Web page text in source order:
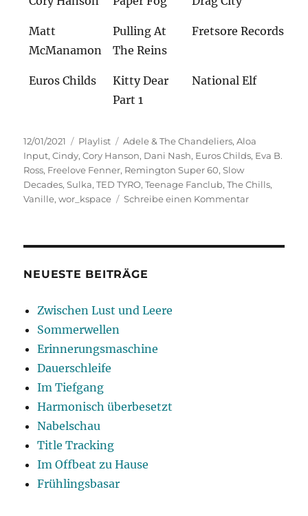
Matt
McManamon
Pulling At
The Reins
Fretsore Records
Euros Childs
Kitty Dear
Part 1
National Elf
Veröffentlicht
am
12/01/2021 Kategorien
Playlist Schlagwörter
Adele & The Chandeliers,Aloa
Input,Cindy,Cory Hanson, Dani Nash, Euros Childs, Eva B.
Ross, Freelove Fenner, Remington Super 60,Slow
Decades,Sulka,TED TYRO,Teenage Fanclub,The Chills,
Vanille,wor_kspace Schreibe einen Kommentarzu
NEUESTE BEITRÄGE
Zwischen Lust und Leere
Sommerwellen
Erinnerungsmaschine
Dauerschleife
Im Tiefgang
Harmonisch überbesetzt
Nabelschau
Title Tracking
Im Offbeat zu Hause
Frühlingsbasar